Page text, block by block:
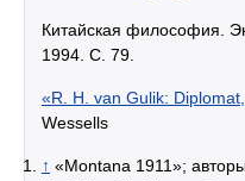
Китайская философия.
1994. С. 79.
«R. H. van Gulik:
Wessells
↑ «Montana 1911»;